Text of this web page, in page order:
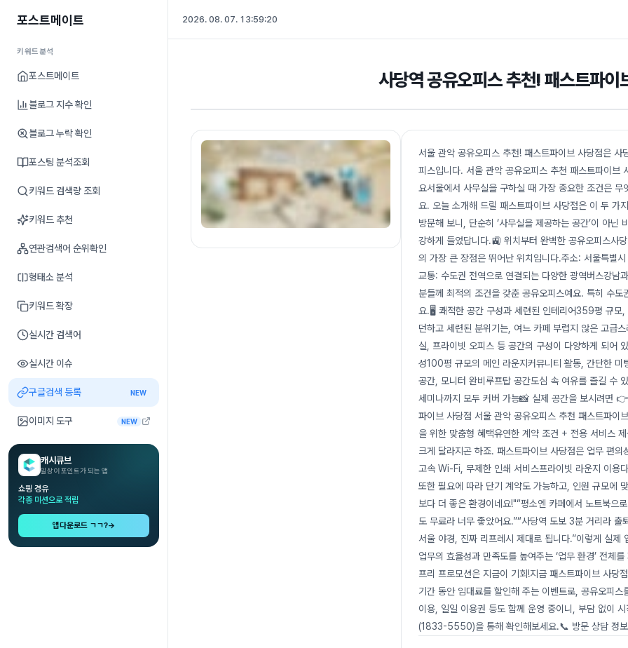
포스트메이트
키워드분석
포스트메이트
블로그 지수 확인
블로그 누락 확인
포스팅 분석조회
키워드 검색량 조회
키워드 추천
연관검색어 순위확인
형태소 분석
키워드 확장
실시간 검색어
실시간 이슈
구글검색 등록 NEW
이미지 도구 NEW
캐시큐브
일상이 포인트가 되는 앱
쇼핑 경유
각종 미션으로 적립
앱다운로드 ㄱㄱ?→
2026. 08. 07. 13:59:21
사당역 공유오피스 추천! 패스트파이
서울 관악 공유오피스 추천! 패스트파이브 사당점은
피스입니다. 서울 관악 공유오피스 추천 패스트파이브
요서울에서 사무실을 구하실 때 가장 중요한 조건은
요. 오늘 소개해 드릴 패스트파이브 사당점은 이 두 가
방문해 보니, 단순히 ‘사무실을 제공하는 공간’이 아
강하게 들었답니다.🚉 위치부터 완벽한 공유오피스사
의 가장 큰 장점은 뛰어난 위치입니다.주소: 서울특별
교통: 수도권 전역으로 연결되는 다양한 광역버스강남
분들께 최적의 조건을 갖춘 공유오피스예요. 특히 수
요.🖥️ 쾌적한 공간 구성과 세련된 인테리어359평 규모
던하고 세련된 분위기는, 여느 카페 부럽지 않은 고급
실, 프라이빗 오피스 등 공간의 구성이 다양하게 되어
성100평 규모의 메인 라운지커뮤니티 활동, 간단한
공간, 모니터 완비루프탑 공간도심 속 여유를 즐길 수
세미나까지 모두 커버 가능📸 실제 공간을 보시려면
파이브 사당점 서울 관악 공유오피스 추천 패스트파
을 위한 맞춤형 혜택유연한 계약 조건 + 전용 서비스
크게 달라지곤 하죠. 패스트파이브 사당점은 업무 편
고속 Wi-Fi, 무제한 인쇄 서비스프라이빗 라운지 이용
또한 필요에 따라 단기 계약도 가능하고, 인원 규모에
보다 더 좋은 환경이네요!"“평소엔 카페에서 노트북으
도 무료라 너무 좋았어요.”“사당역 도보 3분 거리라
서울 야경, 진짜 리프레시 제대로 됩니다.”이렇게 실
업무의 효율성과 만족도를 높여주는 ‘업무 환경’ 전체
프리 프로모션은 지금이 기회!지금 패스트파이브 사당
기간 동안 임대료를 할인해 주는 이벤트로, 공유오피
이용, 일일 이용권 등도 함께 운영 중이니, 부담 없이
(1833-5550)을 통해 확인해보세요.📞 방문 상담 정